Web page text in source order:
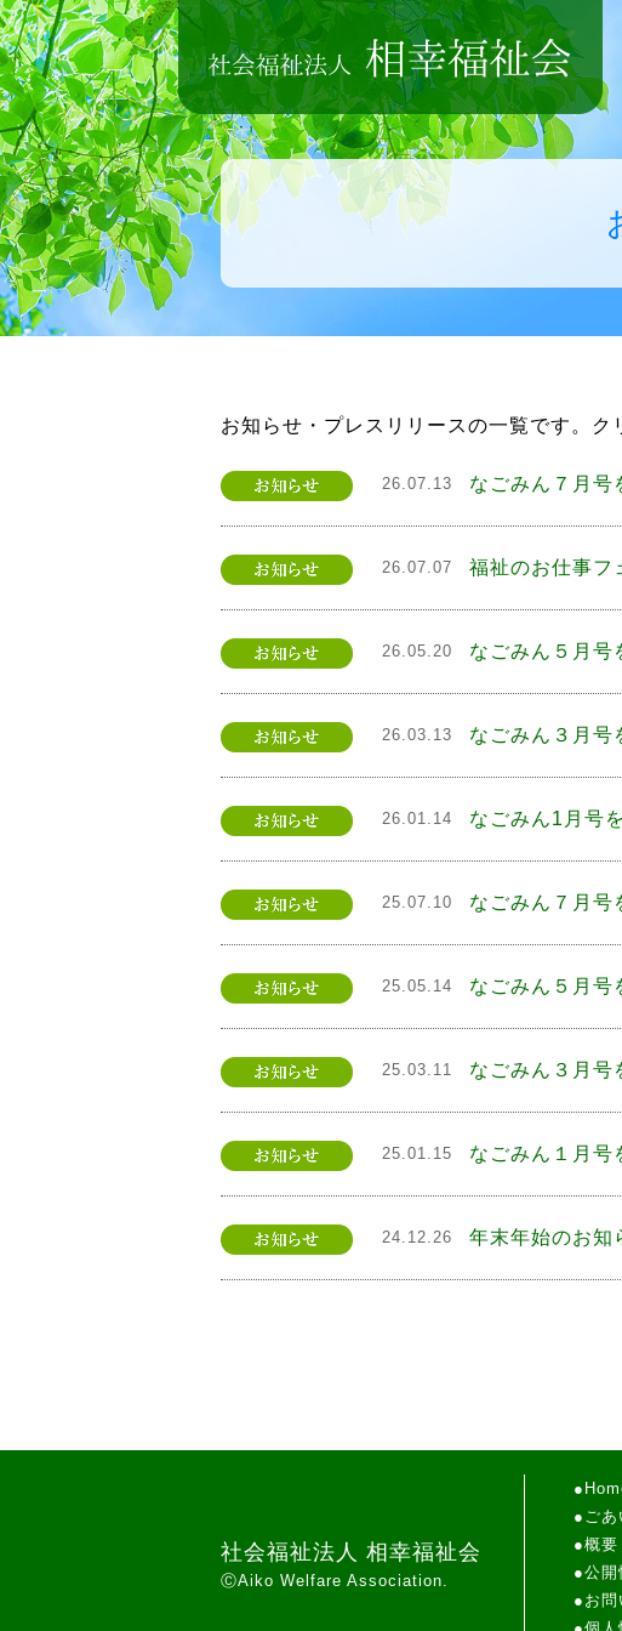
お知らせ・プレスリリースの一覧です。ク
26.07.13 なごみん７月号
26.07.07 福祉のお仕事フ
26.05.20 なごみん５月号
26.03.13 なごみん３月号
26.01.14 なごみん1月号
25.07.10 なごみん７月号
25.05.14 なごみん５月号
25.03.11 なごみん３月号
25.01.15 なごみん１月号
24.12.26 年末年始のお知
社会福祉法人 相幸福祉会
ⒸAiko Welfare Association.
●
● ごあ
●概要
●公開
● お